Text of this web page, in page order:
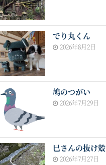
でり丸くん
2026年8月2日
鳩のつがい
2026年7月29日
巳さんの抜け殻
2026年7月27日